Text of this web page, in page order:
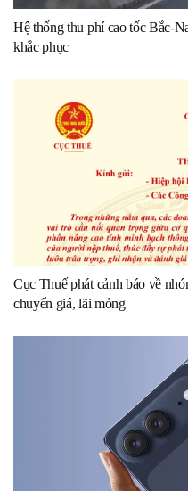
Hệ thống thu phí cao tốc Bắc-
khắc phục
Cục Thuế phát cảnh báo về
chuyển giá, lãi mỏng